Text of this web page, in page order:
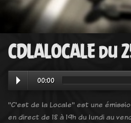
CDLALOCALE du
00:00
"C'est de la Locale" est une
en direct de 18 à 19h du lundi au